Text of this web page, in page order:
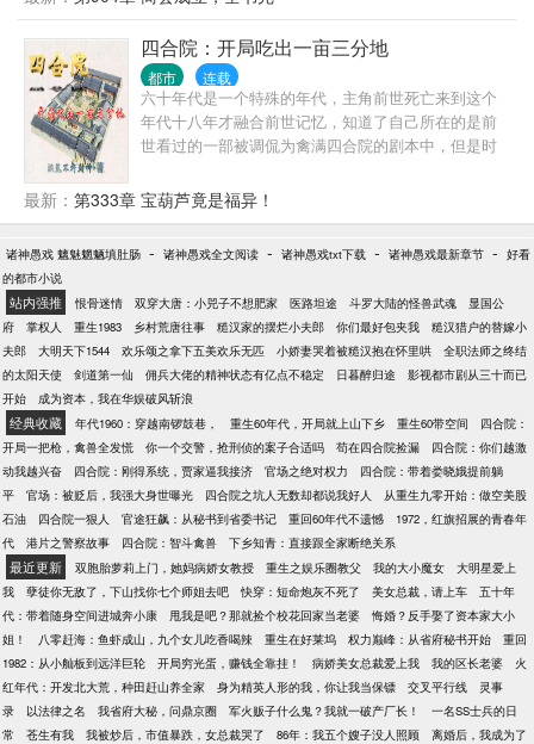
瑞龙不好对付啊 钟小艾：手握科技命脉~富可敌国，
已经是上面的手套，只可与其合作，不能让其成为阶
下囚！ 祁同伟：感谢赵公子让我与高小琴白头到老 沙
瑞金：被赵瑞龙抓了小辫子，掀桌便是两败俱伤 高育
良：被赵瑞龙拿捏，不算窝囊 李达康：虎父无犬子，
瑞龙不简单 赵啸声：昌武市赵家，惹不起汉东省赵家
汉：是谁不声不响偷了我别墅里的2亿现金
四合院：开局吃出一亩三分地
都市 连载
六十年代是一个特殊的年代，主角前世死亡来到这个
年代十八年才融合前世记忆，知道了自己所在的是前
世看过的一部被调侃为禽满四合院的剧本中，但是时
四合院也比较安静祥和，主角融合记忆之后，觉醒了
能吃是福系统，通过自己的各种努力，将自己打造成
最新： 第333章 宝葫芦竟是福异！
诸神愚戏 魑魅魍魉填肚肠 - 诸神愚戏全文阅读 - 诸神愚戏txt下载 - 诸神愚戏最新章节 - 好看
的都市小说
站内强推 恨骨迷情 双穿大唐：小兕子不想肥家 医路坦途 斗罗大陆的怪兽武魂
显国公
府
掌权人 重生1983 乡村荒唐往事 糙汉家的摆烂小夫郎 你们最好包夹我
糙汉猎户的替嫁小
夫郎
大明天下1544 欢乐颂之拿下五美欢乐无匹 小娇妻哭着被糙汉抱在怀里哄
全职法师之终结
的太阳天使
剑道第一仙 佣兵大佬的精神状态有亿点不稳定 日暮醉归途
影视都市剧从三十而已
开始
成为资本，我在华娱破风斩浪
经典收藏 年代1960：穿越南锣鼓巷， 重生60年代，开局就上山下乡 重生60带空间
四合院：
开局一把枪，禽兽全发慌
你一个交警，抢刑侦的案子合适吗 苟在四合院捡漏
四合院：你们越激
动我越兴奋
四合院：刚得系统，贾家逼我接济 官场之绝对权力
四合院：带着娄晓娥提前躺
平
官场：被贬后，我强大身世曝光 四合院之坑人无数却都说我好人
从重生九零开始：做空美股
石油
四合院一狠人 官途狂飙：从秘书到省委书记 重回60年代不遗憾
1972，红旗招展的青春年
代
港片之警察故事 四合院：智斗禽兽 下乡知青：直接跟全家断绝关系
最近更新 双胞胎萝莉上门，她妈病娇女教授 重生之娱乐圈教父 我的大小魔女
大明星爱上
我
孽徒你无敌了，下山找你七个师姐去吧 快穿：短命炮灰不死了 美女总裁，请上车
五十年
代：带着随身空间进城奔小康
甩我是吧？那就捡个校花回家当老婆
悔婚？反手娶了资本家大小
姐！
八零赶海：鱼虾成山，九个女儿吃香喝辣 重生在好莱坞 权力巅峰：从省府秘书开始
重回
1982：从小舢板到远洋巨轮
开局穷光蛋，赚钱全靠挂！ 病娇美女总裁爱上我 我的区长老婆
火
红年代：开发北大荒，种田赶山养全家
身为精英人形的我，你让我当保镖 交叉平行线
灵事
录
以法律之名 我省府大秘，问鼎京圈 军火贩子什么鬼？我就一破产厂长！
一名SS士兵的日
常
苍生有我 我被炒后，市值暴跌，女总裁哭了 86年：我五个嫂子没人照顾
离婚后，我成为了